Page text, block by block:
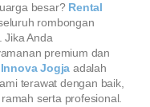
besar? Rental
rombongan
Jika Anda
premium dan
Jogja adalah
terawat dengan baik,
serta profesional.